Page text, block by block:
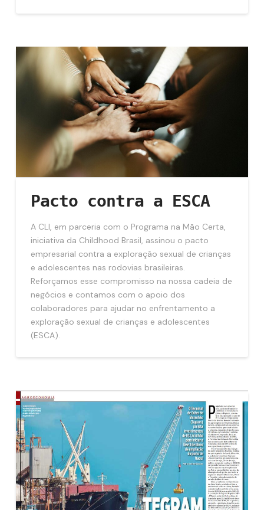
Pacto contra a ESCA
A CLI, em parceria com o Programa na Mão Certa,
iniciativa da Childhood Brasil, assinou o pacto
empresarial contra a exploração sexual de crianças
e adolescentes nas rodovias brasileiras.
Reforçamos esse compromisso na nossa cadeia de
negócios e contamos com o apoio dos
colaboradores para ajudar no enfrentamento a
exploração sexual de crianças e adolescentes
(ESCA).